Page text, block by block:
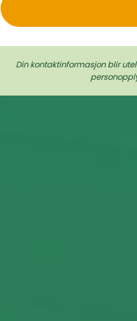
Din kontaktinformasjon blir